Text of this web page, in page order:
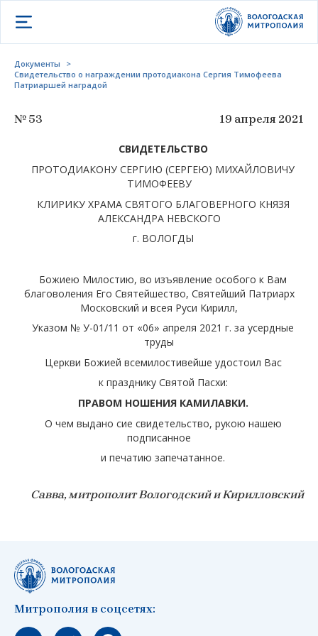
Открыть меню
Документы
>
Свидетельство о награждении протодиакона Сергия Тимофеева
Патриаршей наградой
№ 53 19 апреля 2021
СВИДЕТЕЛЬСТВО
ПРОТОДИАКОНУ СЕРГИЮ (СЕРГЕЮ) МИХАЙЛОВИЧУ
ТИМОФЕЕВУ
КЛИРИКУ ХРАМА СВЯТОГО БЛАГОВЕРНОГО КНЯЗЯ
АЛЕКСАНДРА НЕВСКОГО
г. ВОЛОГДЫ
Божиею Милостию, во изъявление особого к Вам
благоволения Его Святейшество, Святейший Патриарх
Московский и всея Руси Кирилл,
Указом № У-01/11 от «06» апреля 2021 г. за усердные
труды
Церкви Божией всемилостивейше удостоил Вас
к празднику Святой Пасхи:
ПРАВОМ НОШЕНИЯ КАМИЛАВКИ.
О чем выдано сие свидетельство, рукою нашею
подписанное
и печатию запечатанное.
Савва, митрополит Вологодский и Кирилловский
Митрополия в соцсетях: